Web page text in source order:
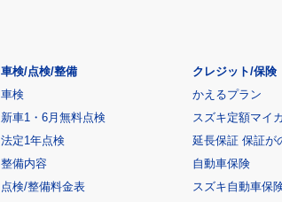
車検/点検/整備
車検
新車1・6月無料点検
法定1年点検
整備内容
点検/整備料金表
クレジット/保険
かえるプラン
スズキ定額マイ
延長保証 保証が
自動車保険
スズキ自動車保